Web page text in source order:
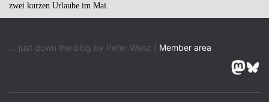
zwei kurzen Urlaube im Mai.
... just down the blog by Peter Wenz | Member area